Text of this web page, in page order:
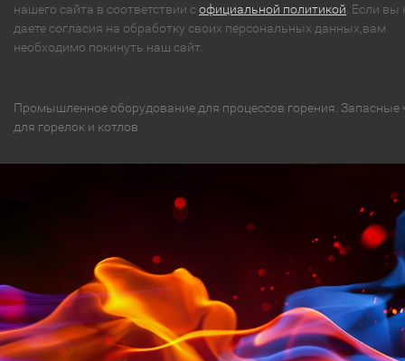
нашего сайта в соответствии софициальной политикой . Если вы
даете согласия на обработку своих персональных данных,вам
необходимо покинуть наш сайт.
Промышленное оборудование для процессов горения. Запасные
для горелок и котлов